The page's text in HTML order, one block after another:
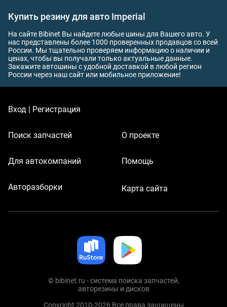
Купить резину для авто Imperial
На сайте Bibinet Вы найдете любые шины для Вашего авто. У
нас представлены более 1000 проверенных продавцов со всей
России. Мы тщательно проверяем информацию о наличии и
ценах, чтобы вы получали только актуальные данные.
Закажите автошины с удобной доставкой в любой регион
России через наш сайт или мобильное приложение!
Вход | Регистрация
Поиск запчастей
Для автокомпаний
Авторазборки
О проекте
Помощь
Карта сайта
© bibinet.ru - система поиска запчастей,
авторезины и дисков
Copyright 2010-2026 Все права защищены